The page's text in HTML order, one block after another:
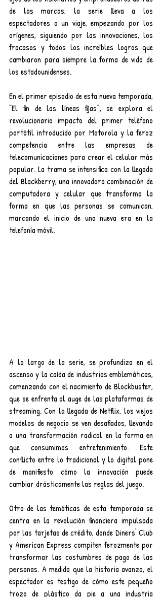
de las marcas, la serie lleva a los
espectadores a un viaje, empezando por los
orígenes, siguiendo por las innovaciones, los
fracasos y todos los increíbles logros que
cambiaron para siempre la forma de vida de
los estadounidenses.
En el primer episodio de esta nueva temporada,
“El fin de las líneas fijas”, se explora el
revolucionario impacto del primer teléfono
portátil introducido por Motorola y la feroz
competencia entre las empresas de
telecomunicaciones para crear el celular más
popular. La trama se intensifica con la llegada
del Blackberry, una innovadora combinación de
computadora y celular que transforma la
forma en que las personas se comunican,
marcando el inicio de una nueva era en la
telefonía móvil.
A lo largo de la serie, se profundiza en el
ascenso y la caída de industrias emblemáticas,
comenzando con el nacimiento de Blockbuster,
que se enfrenta al auge de las plataformas de
streaming. Con la llegada de Netflix, los viejos
modelos de negocio se ven desafiados, llevando
a una transformación radical en la forma en
que consumimos entretenimiento. Este
conflicto entre lo tradicional y lo digital pone
de manifiesto cómo la innovación puede
cambiar drásticamente las reglas del juego.
Otra de las temáticas de esta temporada se
centra en la revolución financiera impulsada
por las tarjetas de crédito, donde Diners' Club
y American Express compiten ferozmente por
transformar las costumbres de pago de las
personas. A medida que la historia avanza, el
espectador es testigo de cómo este pequeño
trozo de plástico da pie a una industria